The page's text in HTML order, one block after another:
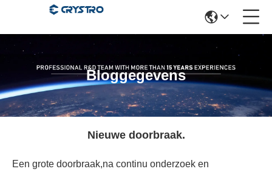
Bloggegevens
Nieuwe doorbraak.
Een grote doorbraak,na continu onderzoek en